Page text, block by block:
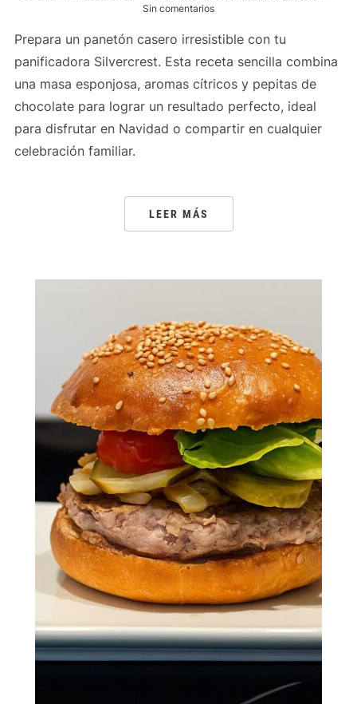
Sin comentarios
Prepara un panetón casero irresistible con tu
panificadora Silvercrest. Esta receta sencilla combina
una masa esponjosa, aromas cítricos y pepitas de
chocolate para lograr un resultado perfecto, ideal
para disfrutar en Navidad o compartir en cualquier
celebración familiar.
LEER MÁS